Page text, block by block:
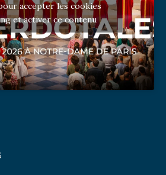
accepter les cookies
et activer ce contenu